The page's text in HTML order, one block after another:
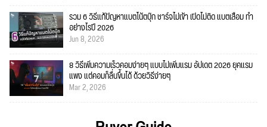
รวม 6 วิธีแก้ปัญหาแบตโน้ตบุ๊ก ชาร์จไม่เข้า เปิดไม่ติด แบตเสื่อม ทำ
อย่างไรปี 2026
Jun 8, 2026
8 วิธีเพิ่มความเร็วคอมง่ายๆ แบบไม่เพิ่มแรม อัปเดต 2026 ยุคแรม
แพง แต่คอมก็ลื่นขึ้นได้ ด้วยวิธีง่ายๆ
Mar 2, 2026